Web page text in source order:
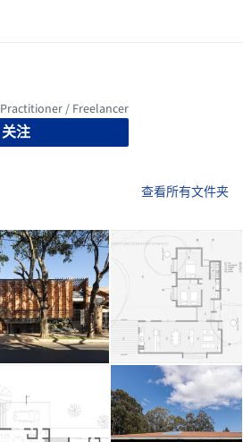
关注
查看所有文件夹